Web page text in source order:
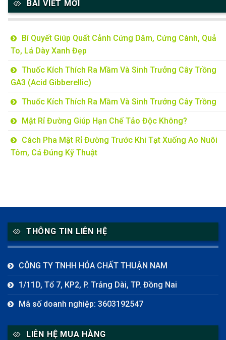
BÀI VIẾT MỚI
Bí Quyết Giúp Quất Cảnh Cứng Dăm, Cứng Cành, Quả
To, Lá Dày Xanh Đẹp
Thuốc Kích Thích Ra Mầm Và Sinh Trưởng Cây Trồng
GA3 (Acid Gibberellic)
Thuốc Kích Thích Ra Mầm Và Sinh Trưởng Cây Trồng
Mật Rỉ Đường Giúp Hạn Chế Tảo Độc Không?
Cách Pha Mật Rỉ Đường Trước Khi Tạt Xuống Ao Nuôi
Tôm, Cá Đúng Kỹ Thuật
THÔNG TIN LIÊN HỆ
CÔNG TY TNHH HÓA CHẤT THUẬN NAM
1/11D, Tổ 7, KP2, P. Trảng Dài, TP. Đồng Nai
Mã số doanh nghiệp: 3603192547
LIÊN HỆ MUA HÀNG